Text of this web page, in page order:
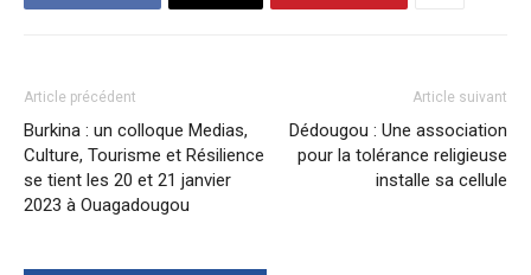
Article précédent
Burkina : un colloque Medias,
Culture, Tourisme et Résilience
se tient les 20 et 21 janvier
2023 à Ouagadougou
Article suivant
Dédougou : Une association
pour la tolérance religieuse
installe sa cellule